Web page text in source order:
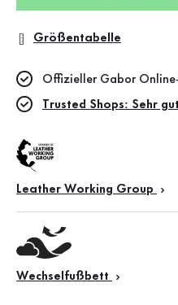
Größentabelle
Offizieller Gabor
Trusted Shops: Sehr
Leather Working Group
Wechselfußbett